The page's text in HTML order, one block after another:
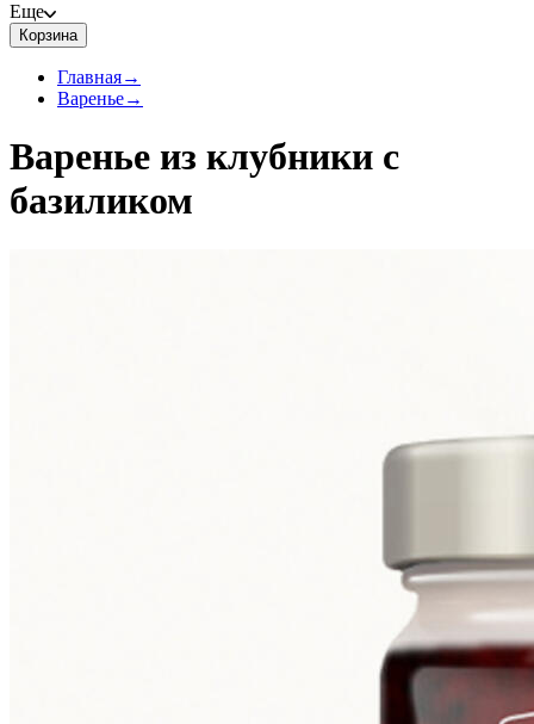
Еще
Корзина
Главная→
Варенье→
Варенье из клубники с
базиликом